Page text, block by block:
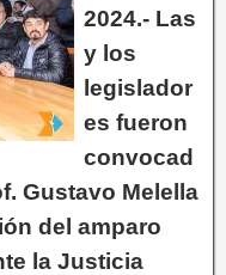
2024.- Las
y los
legislador
es fueron
convocad
Gustavo Melella
del amparo
la Justicia